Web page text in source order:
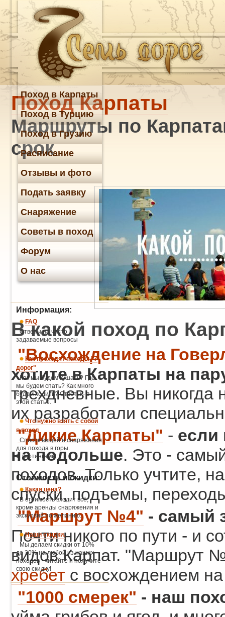
Поход Карпаты
Маршруты по
срок
В какой поход по
"Восхождение на
хотите в Карпаты на
трехдневные. Вы никогда
их разработали
"Дикие Карпаты" - если
на подольше. Это -
походов. Только учтите,
спуски, подъемы,
"Маршрут №4" - самый
Почти никого по пути - и
видов Карпат. "Маршрут
хребет с восхождением на
"1000 смерек" - наш
Поход в Карпаты
Поход в Турцию
Поход в Грузию
Расписание
Отзывы и фото
Подать заявку
Снаряжение
Советы в поход
Форум
О нас
Информация:
FAQ
Ответы на часто
задаваемые вопросы
Как проходят походы "7
дорог"
Как мы будем кушать? Где
мы будем спать? Как много
будем ходить? Ответы - в
этой статье.
Что нужно взять с собой
в поход
Список вещей и снаряжения
для похода в горы.
С картинками.
Стоимость и скидки:
Какая цена?
В стоимость входит всё,
кроме аренды снаряжения и
экскурсий по желанию.
Наши скидки.
Мы делаем скидки от 10%
до 30% на любой из наших
походов - читайте и получите
свою скидку!